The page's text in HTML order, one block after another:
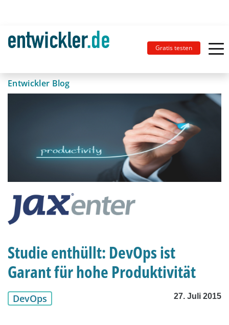
Gratis testen
Entwickler Blog
Studie enthüllt: DevOps ist
Garant für hohe Produktivität
DevOps 27. Juli 2015